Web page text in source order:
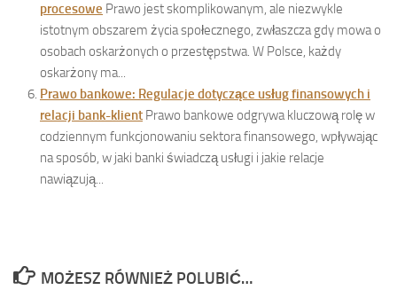
procesowe Prawo jest skomplikowanym, ale niezwykle
istotnym obszarem życia społecznego, zwłaszcza gdy mowa o
osobach oskarżonych o przestępstwa. W Polsce, każdy
oskarżony ma...
Prawo bankowe: Regulacje dotyczące usług finansowych i
relacji bank-klient Prawo bankowe odgrywa kluczową rolę w
codziennym funkcjonowaniu sektora finansowego, wpływając
na sposób, w jaki banki świadczą usługi i jakie relacje
nawiązują...
MOŻESZ RÓWNIEŻ POLUBIĆ…